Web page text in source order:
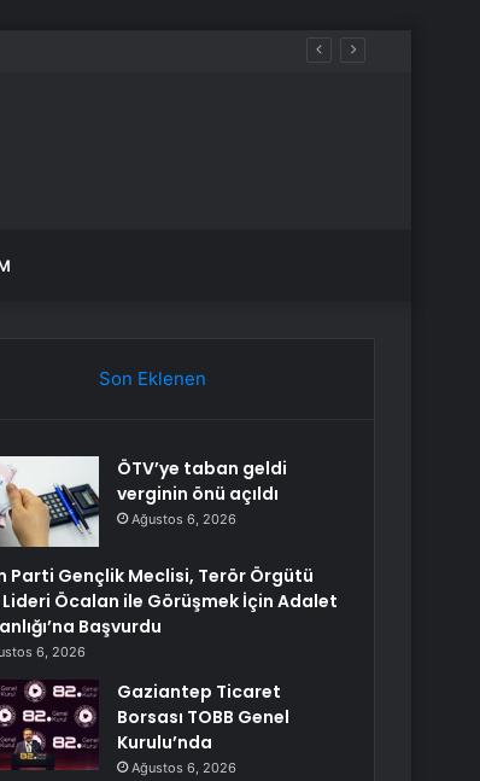
Başvurdu
Son Eklenen
ÖTV’ye taban geldi
verginin önü açıldı
Ağustos 6, 2026
Parti Gençlik Meclisi, Terör Örgütü
Lideri Öcalan ile Görüşmek İçin Adalet
Başvurdu
6, 2026
Gaziantep Ticaret
Borsası TOBB Genel
Kurulu’nda
Ağustos 6, 2026